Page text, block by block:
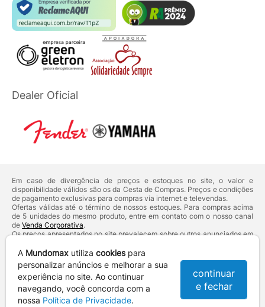
Dealer Oficial
Em caso de divergência de preços e estoques no site, o valor e
disponibilidade válidos são os da Cesta de Compras. Preços e condições
de pagamento exclusivas para compras via internet e televendas.
Ofertas válidas até o término de nossos estoques. Para compras acima
de 5 unidades do mesmo produto, entre em contato com o nosso canal
de Venda Corporativa.
Os preços apresentados no site prevalecem sobre outros anunciados em
Defesa do Consumidor:Lei nº 8.078.
Vendas sujeitas à confirmação de dados e análises de crédito e risco.
Razão Social: Hayamax Distribuidora de Produtos Eletrônicos Ltda -
CNPJ: 01.725.627/0002-53 - Endereço: R. Senador Souza Naves, 9 -
Centro - CEP: 86010-921 - Londrina / PR
Mundomax. 2007 - 2026 - Todos os direitos reservados. - Fotos e
A Mundomax utiliza cookiespara
personalizar anúncios e melhorar a sua
experiência no site. Ao continuar
navegando, você concorda com a
nossa Política de Privacidade.
continuar
e fechar